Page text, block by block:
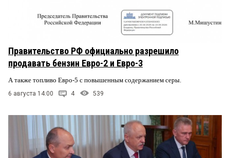
Правительство РФ официально разрешило
продавать бензин Евро-2 и Евро-3
А также топливо Евро-5 с повышенным содержанием серы.
6 августа 14:00 4 539